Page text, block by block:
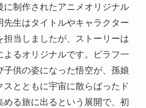
に制作されたアニメオリジナル
先生はタイトルやキャラクター
担当しましたが、ストーリーは
よるオリジナルです。ピラフ一
子供の姿になった悟空が、孫娘
スとともに宇宙に散らばったド
める旅に出るという展開で、初